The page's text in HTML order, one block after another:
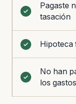
Pagaste
tasación
Hipoteca
No han
los gastos